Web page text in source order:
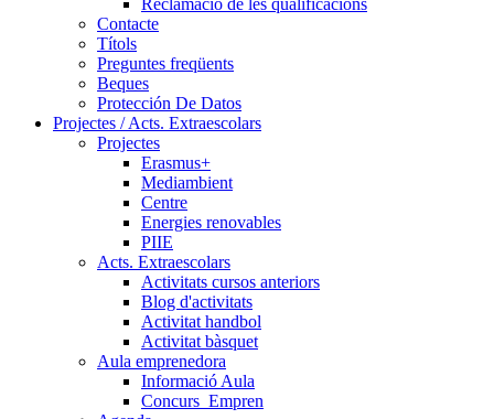
Contacte
Títols
Preguntes freqüents
Beques
Protección De Datos
Projectes / Acts. Extraescolars
Projectes
Erasmus+
Mediambient
Centre
Energies renovables
PIIE
Acts. Extraescolars
Activitats cursos anteriors
Blog d'activitats
Activitat handbol
Activitat bàsquet
Aula emprenedora
Informació Aula
Concurs_Empren